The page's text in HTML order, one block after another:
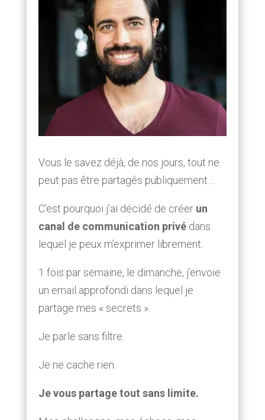
Vous le savez déjà, de nos jours, tout ne
peut pas être partagés publiquement…
C’est pourquoi j’ai décidé de créer un
canal de communication privé dans
lequel je peux m’exprimer librement.
1 fois par semaine, le dimanche, j’envoie
un email approfondi dans lequel je
partage mes « secrets ».
Je parle sans filtre.
Je ne cache rien.
Je vous partage tout sans limite.